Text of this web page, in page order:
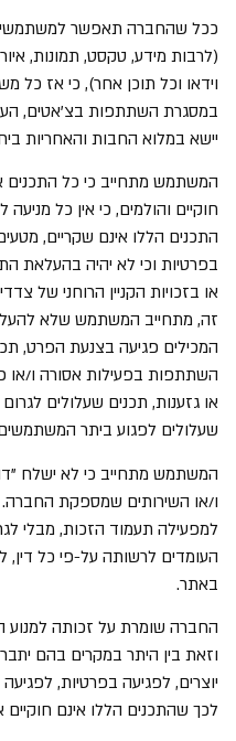
ככל שהחברה תאפשר
(לרבות מידע, טקסט, תמונות,
וידאו וכל תוכן אחר), כי אז
במסגרת השתתפות בצ'אטים,
יישא במלוא החבות והאחריות
המשתמש מתחייב כי כל
חוקיים והולמים, כי אין כל
התכנים הללו אינם שקריים,
בפרטיות וכי לא יהיה בהעלאת
או בזכויות הקניין הרוחני של
זה, מתחייב המשתמש שלא
המכילים פגיעה בצנעת הפרט,
השתתפות בפעילות אסורה ו/או
או גזענות, תכנים שעלולים
שעלולים לפגוע ביתר
המשתמש מתחייב כי לא ישלח
ו/או השירותים שמספקת
למפעילה תעמוד הזכות, מבלי
העומדים לרשותה על-פי כל
באתר.
החברה שומרת על זכותה למנוע
וזאת בין היתר במקרים בהם
יוצרים, לפגיעה בפרטיות,
לכך שהתכנים הללו אינם חוקיים